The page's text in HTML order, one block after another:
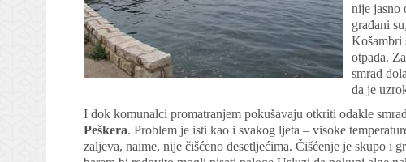
nije jasno
građani
Košambri
otpada.
smrad
da je
I dok komunalci promatranjem pokušavaju otkriti odakle
Peškera. Problem je isti kao i svakog ljeta – visoke
zaljeva, naime, nije čišćeno desetljećima. Čišćenje je skupo i